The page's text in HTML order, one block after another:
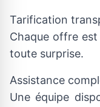
Tarification
Chaque offre
toute surprise.
Assistance
Une équipe